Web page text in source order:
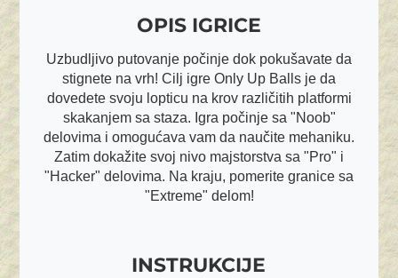
OPIS IGRICE
Uzbudljivo putovanje počinje dok pokušavate da
stignete na vrh! Cilj igre Only Up Balls je da
dovedete svoju lopticu na krov različitih platformi
skakanjem sa staza. Igra počinje sa "Noob"
delovima i omogućava vam da naučite mehaniku.
Zatim dokažite svoj nivo majstorstva sa "Pro" i
"Hacker" delovima. Na kraju, pomerite granice sa
"Extreme" delom!
INSTRUKCIJE